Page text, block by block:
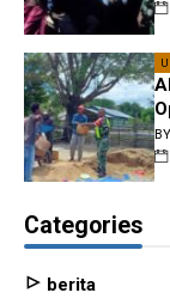
BY
Categories
berita